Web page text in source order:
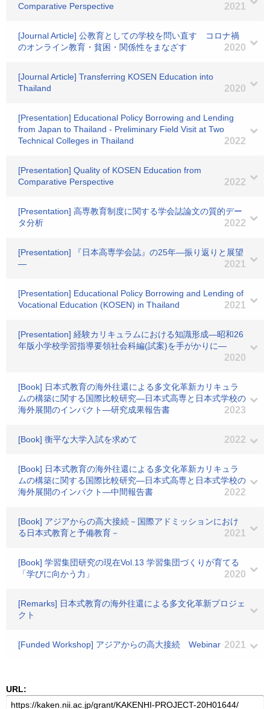
Comparative Perspective
2021
[Journal Article] 公教育としての学校を問い直す コロナ禍
のオンライン教育・貧困・関係性をまなざす
2020
[Journal Article] Transferring KOSEN Education into
Thailand
2020
[Presentation] Educational Policy Borrowing and Lending
from Japan to Thailand - Preliminary Field Visit at Two
Technical Colleges in Thailand
2022
[Presentation] Quality of KOSEN Education from
Comparative Perspective
2022
[Presentation] 高専教育制度に関する学会誌論文の質的デー
タ分析
2022
[Presentation] 『日本高専学会誌』の25年―振り返りと展望
―
2021
[Presentation] Educational Policy Borrowing and Lending of
Vocational Education (KOSEN) in Thailand
2021
[Presentation] 経験カリキュラムにおける知識形成―昭和26
年版小学校学習指導要領社会科編(試案)を手がかりに―
2020
[Book] 日本式教育の海外往還による多文化革新カリキュラ
ムの構築に関する国際比較研究―日本式高専と日本式学校の
海外展開のインパクト―研究成果報告書
2023
[Book] 衡平な大学入試を求めて 2022
[Book] 日本式教育の海外往還による多文化革新カリキュラ
ムの構築に関する国際比較研究―日本式高専と日本式学校の
海外展開のインパクト―中間報告書
2022
[Book] アジアからの高大接続－国際アドミッションにおけ
る日本式教育と予備教育－
2021
[Book] 学習集団研究の現在Vol.13 学習集団づくりが育てる
「学びに向かう力」
2020
[Remarks] 日本式教育の海外往還による多文化革新プロジェ
クト
[Funded Workshop] アジアからの高大接続 Webinar 2021
URL: